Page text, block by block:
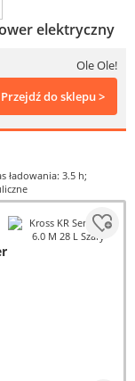
elektryczny
Ole Ole!
Przejdź do sklepu >
ładowania: 3.5 h;